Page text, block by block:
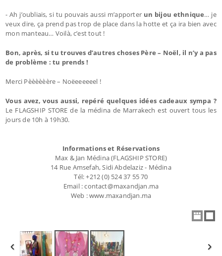
- Ah j’oubliais, si tu pouvais aussi m’apporter un bijou ethnique… je
veux dire, ça prend pas trop de place dans la hotte et ça ira bien avec
mon manteau… Voilà, c’est tout !
Bon, après, si tu trouves d’autres choses Père – Noël, il n’y a pas
de problème : tu prends !
Merci Pèèèèèère – Noëeeeeeel !
Vous avez, vous aussi, repéré quelques idées cadeaux sympa ?
Le FLAGSHIP STORE de la médina de Marrakech est ouvert tous les
jours de 10h à 19h30.
Informations et Réservations
Max & Jan Médina (FLAGSHIP STORE)
14 Rue Amsefah, Sidi Abdelaziz - Médina
Tél: +212 (0) 524 37 55 70
Email : contact@maxandjan.ma
Web : www.maxandjan.ma